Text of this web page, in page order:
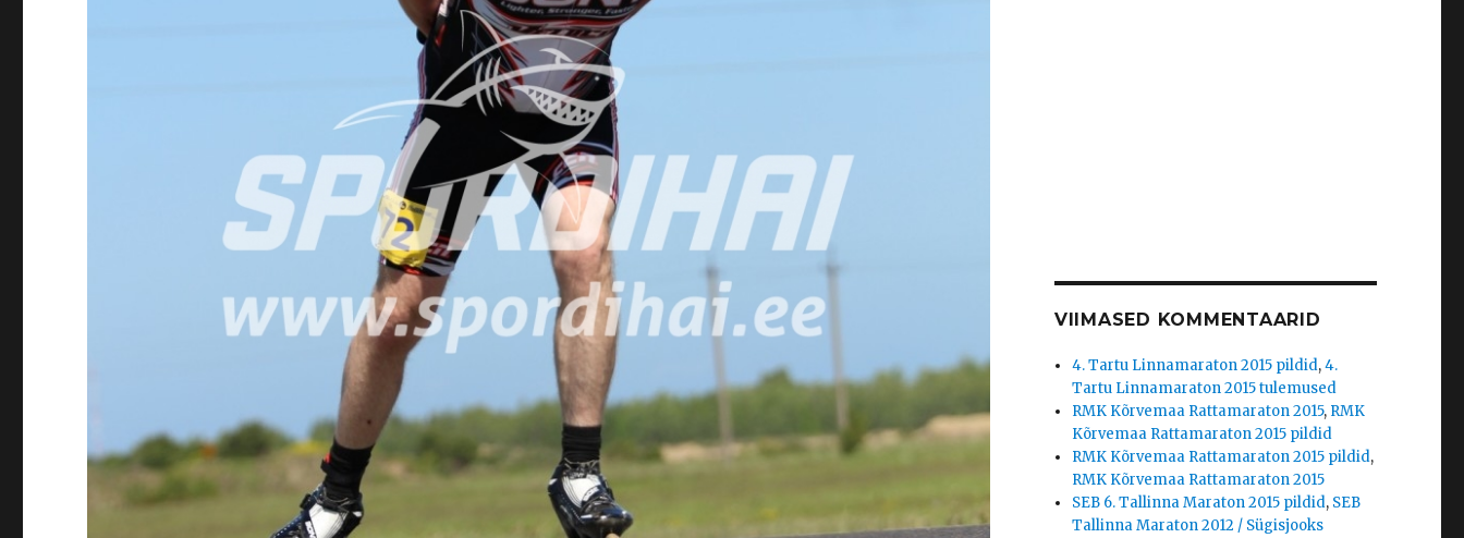
VIIMASED KOMMENTAARID
4. Tartu Linnamaraton 2015 pildid,4.
Tartu Linnamaraton 2015 tulemused
RMK Kõrvemaa Rattamaraton 2015, RMK
Kõrvemaa Rattamaraton 2015 pildid
RMK Kõrvemaa Rattamaraton 2015 pildid,
RMK Kõrvemaa Rattamaraton 2015
SEB 6. Tallinna Maraton 2015 pildid, SEB
Tallinna Maraton 2012 / Sügisjooks